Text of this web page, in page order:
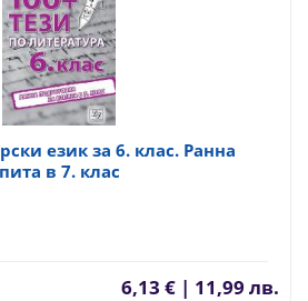
език за 6. клас. Ранна
в 7. клас
6,13 € | 11,99 лв.